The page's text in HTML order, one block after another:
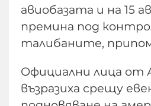
авиобазата и на 15
премина под
талибаните,
Официални лица от
възразиха срещу